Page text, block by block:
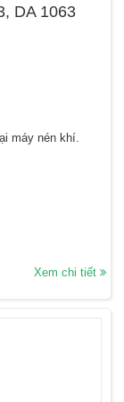
DA 1063
máy nén khí.
Xem chi tiết